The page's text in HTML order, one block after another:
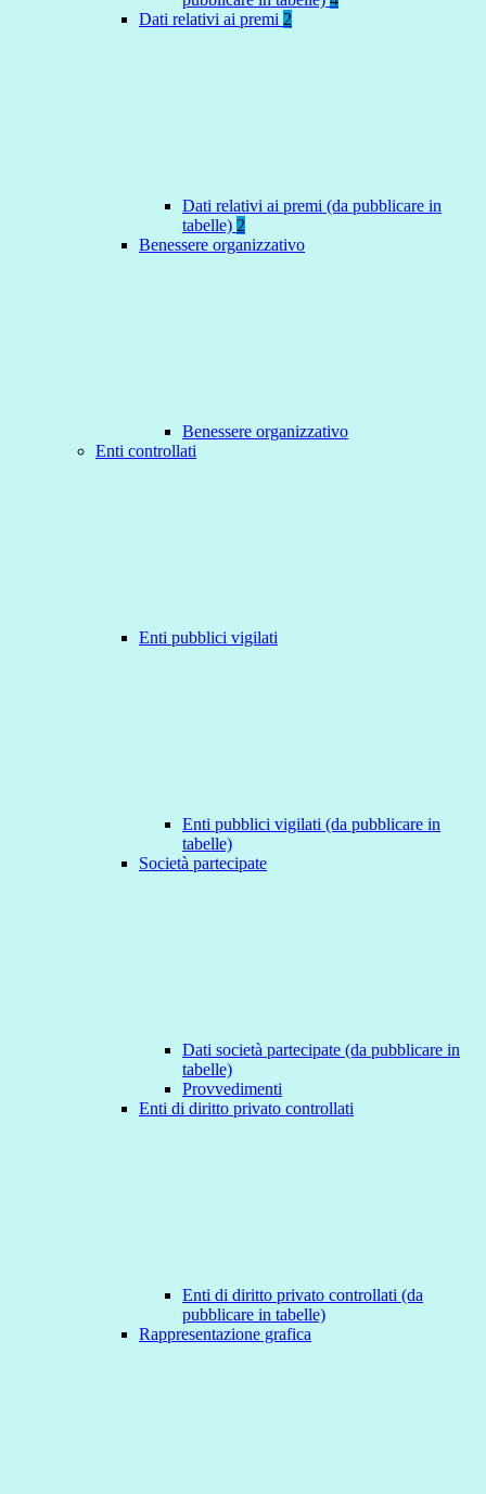
Dati relativi ai premi 2
Dati relativi ai premi (da pubblicare in
tabelle) 2
Benessere organizzativo
Benessere organizzativo
Enti controllati
Enti pubblici vigilati
Enti pubblici vigilati (da pubblicare in
tabelle)
Società partecipate
Dati società partecipate (da pubblicare in
tabelle)
Provvedimenti
Enti di diritto privato controllati
Enti di diritto privato controllati (da
pubblicare in tabelle)
Rappresentazione grafica